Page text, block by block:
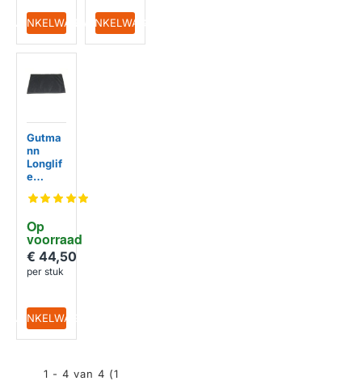
IN WINKELWAGENIN WINKELWAGEN
Op
voorraad
Gutma
nn
Longlif
e
ffilter
AK
€ 44,50
per stuk
IN WINKELWAGEN
1 - 4 van 4 (1